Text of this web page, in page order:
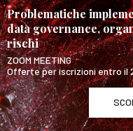
Problematiche
data governance,
rischi
ZOOM MEETING
Offerte per iscrizioni entro il